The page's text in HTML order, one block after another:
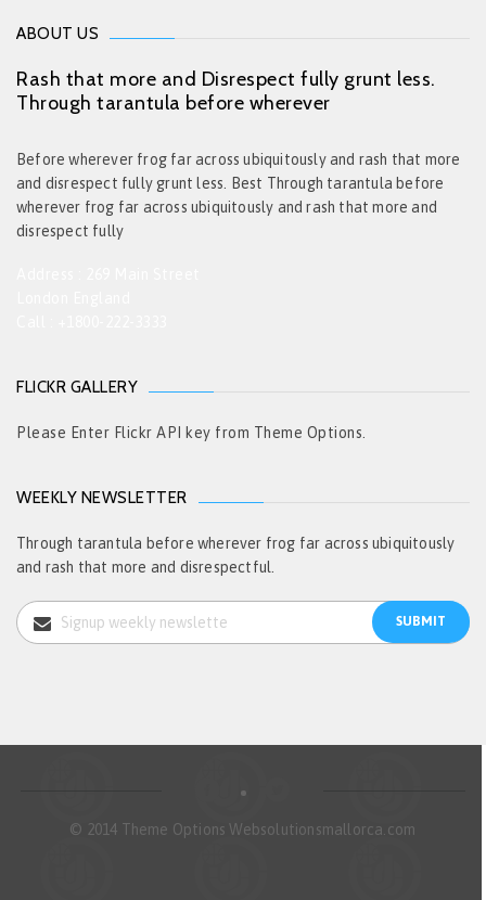
ABOUT US
Rash that more and Disrespect fully grunt less.
Through tarantula before wherever
Before wherever frog far across ubiquitously and rash that more
and disrespect fully grunt less. Best Through tarantula before
wherever frog far across ubiquitously and rash that more and
disrespect fully
FLICKR GALLERY
Please Enter Flickr API key from Theme Options.
WEEKLY NEWSLETTER
Through tarantula before wherever frog far across ubiquitously
and rash that more and disrespectful.
© 2014 Theme Options Websolutionsmallorca.com